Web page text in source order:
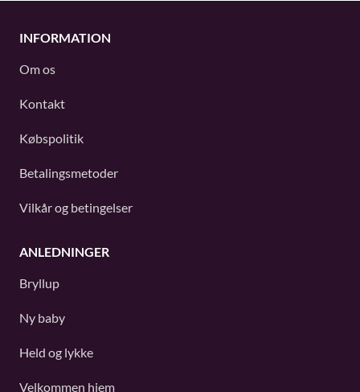
INFORMATION
Om os
Kontakt
Købspolitik
Betalingsmetoder
Vilkår og betingelser
ANLEDNINGER
Bryllup
Ny baby
Held og lykke
Velkommen hjem